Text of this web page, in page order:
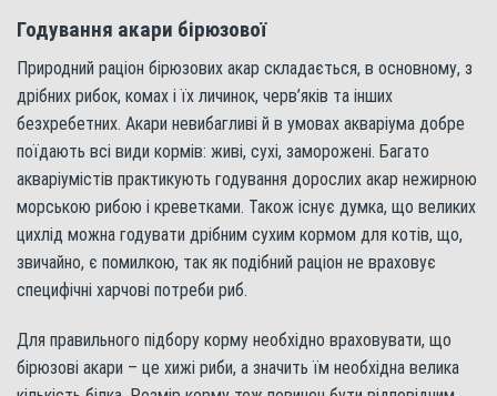
Годування акари бірюзової
Природний раціон бірюзових акар складається, в основному, з
дрібних рибок, комах і їх личинок, черв’яків та інших
безхребетних. Акари невибагливі й в умовах акваріума добре
поїдають всі види кормів: живі, сухі, заморожені. Багато
акваріумістів практикують годування дорослих акар нежирною
морською рибою і креветками. Також існує думка, що великих
цихлід можна годувати дрібним сухим кормом для котів, що,
звичайно, є помилкою, так як подібний раціон не враховує
специфічні харчові потреби риб.
Для правильного підбору корму необхідно враховувати, що
бірюзові акари – це хижі риби, а значить їм необхідна велика